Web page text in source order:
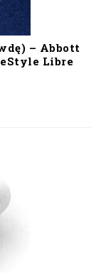
– Abbott
Libre